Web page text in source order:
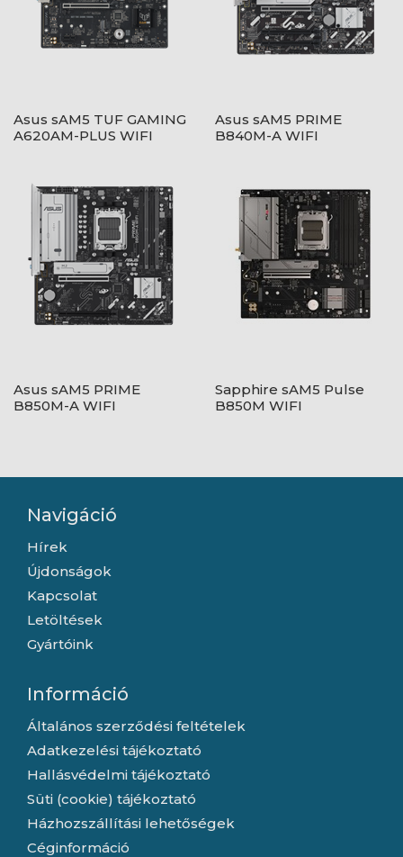
Asus sAM5 TUF GAMING
A620AM-PLUS WIFI
Asus sAM5 PRIME
B840M-A WIFI
Asus sAM5 PRIME
B850M-A WIFI
Sapphire sAM5 Pulse
B850M WIFI
Navigáció
Hírek
Újdonságok
Kapcsolat
Letöltések
Gyártóink
Információ
Általános szerződési feltételek
Adatkezelési tájékoztató
Hallásvédelmi tájékoztató
Süti (cookie) tájékoztató
Házhozszállítási lehetőségek
Céginformáció